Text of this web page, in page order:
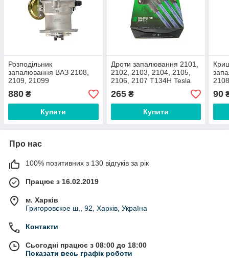
Розподільник
запалювання ВАЗ 2108,
2109, 21099
безконтактний (трамблер)
880 ₴
Купити
Дроти запалювання 2101,
2102, 2103, 2104, 2105,
2106, 2107 Т134Н Tesla
265₴
Купити
90
Про нас
100% позитивних з 130 відгуків за рік
Працює з 16.02.2019
м. Харків
Григоровское ш., 92, Харків, Україна
Контакти
Сьогодні працює з 08:00 до 18:00
Показати весь графік роботи